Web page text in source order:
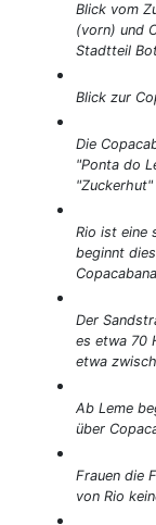
Blick vom
(vorn) und
Stadtteil
Blick zur
Die
"Ponta do
"Zuckerhut"
Rio ist eine
beginnt
Der
es etwa 70
etwa
Ab Leme
über
Frauen die
von Rio